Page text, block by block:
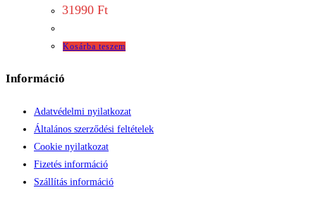
31990 Ft
Kosárba teszem
Információ
Adatvédelmi nyilatkozat
Általános szerződési feltételek
Cookie nyilatkozat
Fizetés információ
Szállítás információ